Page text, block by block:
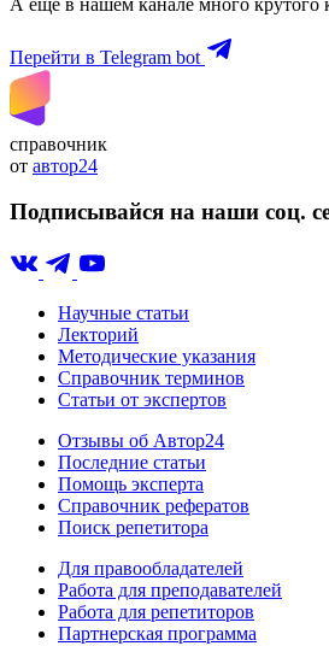
Перейти в Telegram bot
справочник
от автор24
Подписывайся на наши соц.
Научные статьи
Лекторий
Методические указания
Справочник терминов
Статьи от экспертов
Отзывы об Автор24
Последние статьи
Помощь эксперта
Справочник рефератов
Поиск репетитора
Для правообладателей
Работа для преподавателей
Работа для репетиторов
Партнерская программа